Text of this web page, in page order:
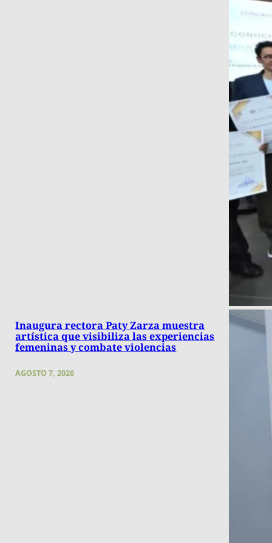
Inaugura rectora Paty Zarza muestra
artística que visibiliza las experiencias
femeninas y combate violencias
AGOSTO 7, 2026